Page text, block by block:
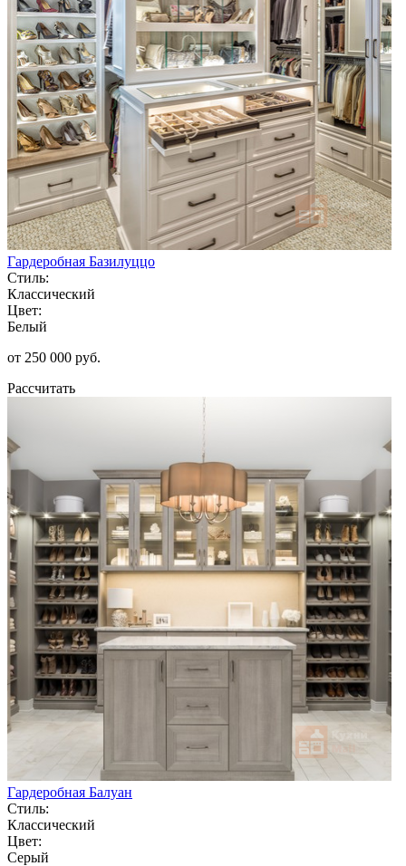
Гардеробная Базилуццо
Стиль:
Классический
Цвет:
Белый
от 250 000 руб.
Рассчитать
Гардеробная Балуан
Стиль:
Классический
Цвет:
Серый